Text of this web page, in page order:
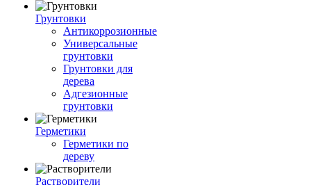
Грунтовки
Антикоррозионные
Универсальные
грунтовки
Грунтовки для
дерева
Адгезионные
грунтовки
Герметики
Герметики по
дереву
Растворители